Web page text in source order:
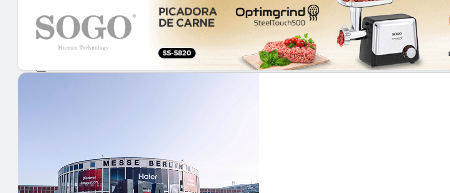
GUÍA DE COMPRA
NUEVOS PRODUCTOS
CONSEJOS TECH
MERCADOS Y TENDENCIAS
HEMEROTECA
Encuentra tu noticia
Buscar